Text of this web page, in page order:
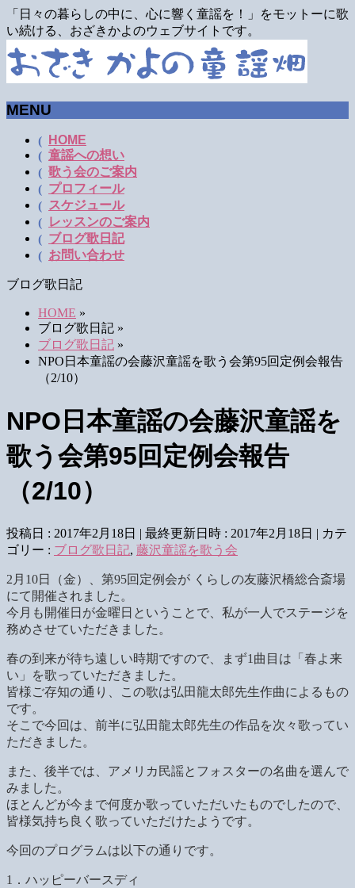
「日々の暮らしの中に、心に響く童謡を！」をモットーに歌
い続ける、おざきかよのウェブサイトです。
MENU
HOME
童謡への想い
歌う会のご案内
プロフィール
スケジュール
レッスンのご案内
ブログ歌日記
お問い合わせ
ブログ歌日記
HOME »
ブログ歌日記 »
ブログ歌日記 »
NPO日本童謡の会藤沢童謡を歌う会第95回定例会報告
（2/10）
NPO日本童謡の会藤沢童謡を
歌う会第95回定例会報告
（2/10）
投稿日 : 2017年2月18日 最終更新日時 : 2017年2月18日
カテ
ゴリー : ブログ歌日記, 藤沢童謡を歌う会
2月10日（金）、第95回定例会が くらしの友藤沢橋総合斎場
にて開催されました。
今月も開催日が金曜日ということで、私が一人でステージを
務めさせていただきました。
春の到来が待ち遠しい時期ですので、まず1曲目は「春よ来
い」を歌っていただきました。
皆様ご存知の通り、この歌は弘田龍太郎先生作曲によるもの
です。
そこで今回は、前半に弘田龍太郎先生の作品を次々歌ってい
ただきました。
また、後半では、アメリカ民謡とフォスターの名曲を選んで
みました。
ほとんどが今まで何度か歌っていただいたものでしたので、
皆様気持ち良く歌っていただけたようです。
今回のプログラムは以下の通りです。
1．ハッピーバースディ